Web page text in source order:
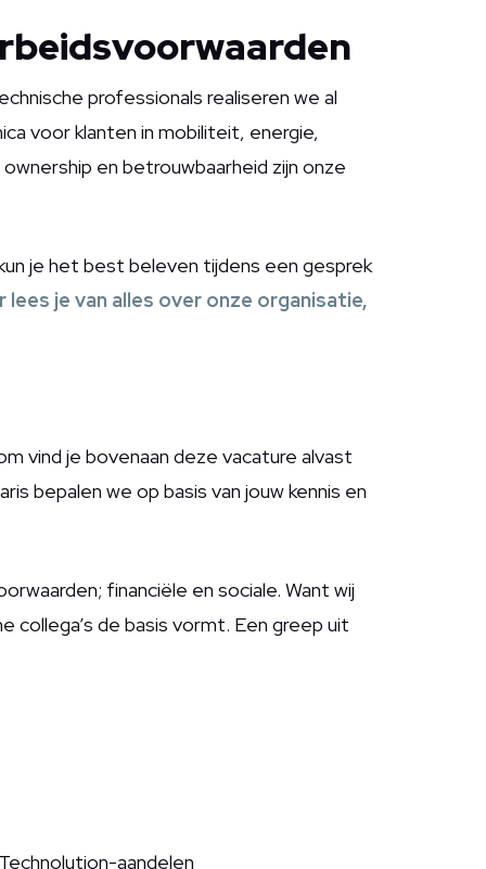
professionals realiseren we al
voor klanten in mobiliteit, energie,
en betrouwbaarheid zijn onze
je het best beleven tijdens een gesprek
lees je van alles over onze organisatie,
vind je bovenaan deze vacature alvast
bepalen we op basis van jouw kennis en
financiële en sociale. Want wij
de basis vormt. Een greep uit
aandelen